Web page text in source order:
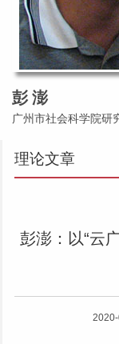
彭 澎
广州市社会科学院研
理论文章
彭澎：以“云